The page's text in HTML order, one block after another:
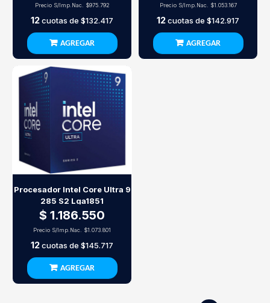
Precio S/Imp.Nac. $975.792
12cuotas de $132.417
AGREGAR
Precio S/Imp.Nac. $1.053.167
12cuotas de $142.917
AGREGAR
Procesador Intel Core Ultra 9
285 S2 Lga1851
$ 1.186.550
Precio S/Imp.Nac. $1.073.801
12cuotas de $145.717
AGREGAR